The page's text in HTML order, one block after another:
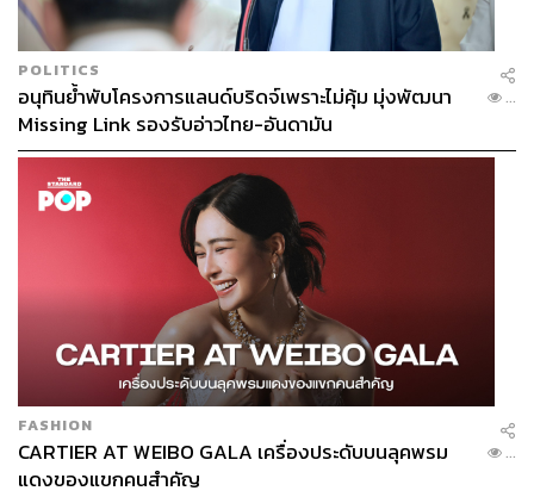
POLITICS
อนุทินย้ำพับโครงการแลนด์บริดจ์เพราะไม่คุ้ม มุ่งพัฒนา
Missing Link รองรับอ่าวไทย-อันดามัน
...
FASHION
CARTIER AT WEIBO GALA เครื่องประดับบนลุคพรม
แดงของแขกคนสำคัญ
...